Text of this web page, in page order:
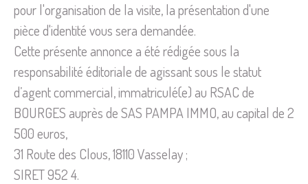
pour l'organisation de la visite, la présentation d'une
pièce d'identité vous sera demandée.
Cette présente annonce a été rédigée sous la
responsabilité éditoriale de agissant sous le statut
d’agent commercial, immatriculé(e) au RSAC de
BOURGES auprès de SAS PAMPA IMMO, au capital de 2
500 euros,
31 Route des Clous, 18110 Vasselay ;
SIRET 952 4.